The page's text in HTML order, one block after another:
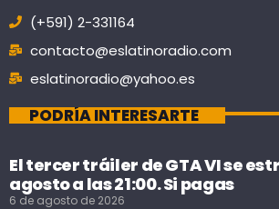
(+591) 2-331164
contacto@eslatinoradio.com
eslatinoradio@yahoo.es
PODRÍA INTERESARTE
El tercer tráiler de GTA VI se
agosto a las 21:00. Si pagas
6 de agosto de 2026